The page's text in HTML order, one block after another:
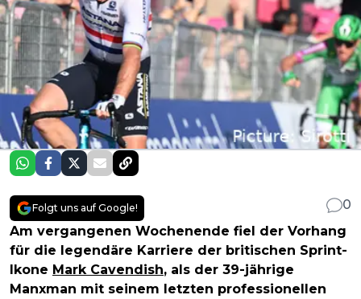
Folgt uns auf Google!
0
Am vergangenen Wochenende fiel der Vorhang
für die legendäre Karriere der britischen Sprint-
Ikone Mark Cavendish, als der 39-jährige
Manxman mit seinem letzten professionellen